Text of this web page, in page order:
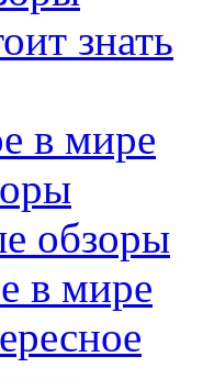
знать
в мире
обзоры
в мире